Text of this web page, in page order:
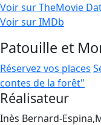
Voir sur TheMovie
Voir sur IMDb
Patouille et
Réservez vos places
contes de la forêt"
Réalisateur
Inès Bernard-